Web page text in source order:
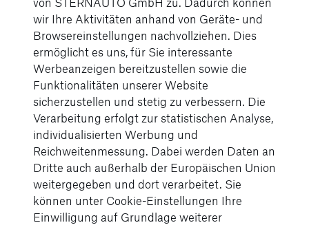
Die wichtigsten Merkmale: [3]
AMG-Design mit AMG-Frontschürze
inklusive Frontsplitter in Chrom, AMG-
Seitenschwellerverkleidungen in
Hochglanzschwarz mit Chromeinlegern
sowie AMG-Heckschürze mit Diffusor-
Optik in Hochglanzschwarz und
Chromzierleiste
Hochglänzende Aluminium-Zierleisten
an Fensterlinien und Bordkanten
wir Ihre Aktivitäten anhand von Geräte- und
Browsereinstellungen nachvollziehen. Dies
ermöglicht es uns, für Sie interessante
Werbeanzeigen bereitzustellen sowie die
Funktionalitäten unserer Website
sicherzustellen und stetig zu verbessern. Die
Verarbeitung erfolgt zur statistischen Analyse,
individualisierten Werbung und
Reichweitenmessung. Dabei werden Daten an
Dritte auch außerhalb der Europäischen Union
weitergegeben und dort verarbeitet. Sie
können unter Cookie-Einstellungen Ihre
Einwilligung auf Grundlage weiterer